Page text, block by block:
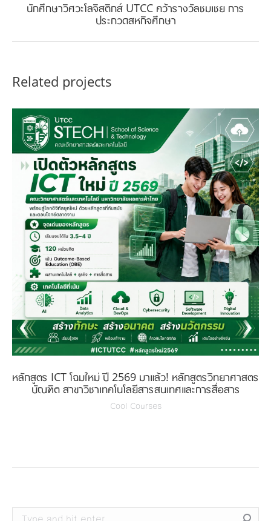
Next
project:
นักศึกษาวิศวะโลจิสติกส์ UTCC คว้ารางวัลชมเชย การ
ประกวดสหกิจศึกษา
Related projects
หลักสูตร ICT โฉมใหม่ ปี 2569 มาแล้ว! หลักสูตรวิทยาศาสตร
บัณฑิต สาขาวิชาเทคโนโลยีสารสนเทศและการสื่อสาร
Cool Courses
Search: